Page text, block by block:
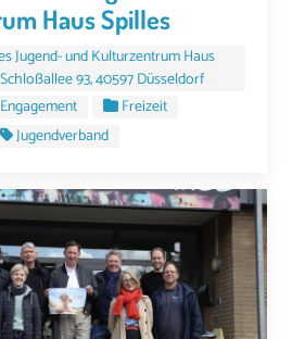
Haus Spilles
Jugend- und Kulturzentrum Haus
93, 40597 Düsseldorf
Engagement
Freizeit
Jugendverband